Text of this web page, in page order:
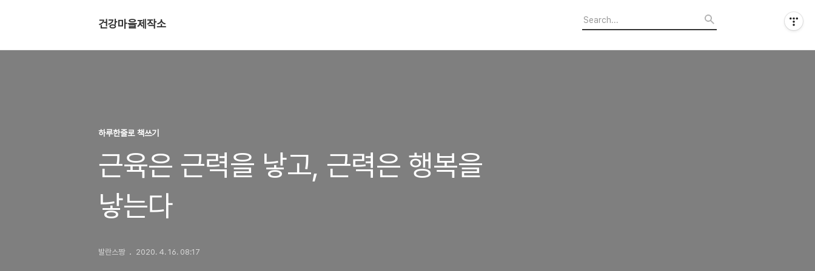
건강마을제작소
하루한줄로 책쓰기
근육은 근력을 낳고, 근력은 행복을
낳는다
발란스짱 2020. 4. 16. 08:17